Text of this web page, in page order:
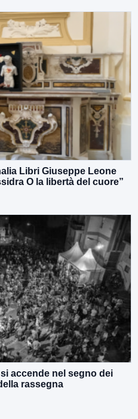
Libri Giuseppe Leone
O la libertà del cuore”
accende nel segno dei
rassegna